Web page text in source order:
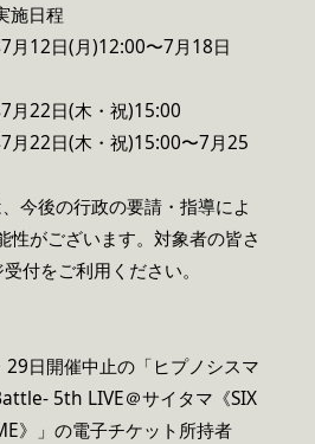
施日程
月12日(月)12:00〜7月18日
月22日(木・祝)15:00
月22日(木・祝)15:00〜7月25
今後の行政の要請・指導によ
性がございます。対象者の皆さ
付をご利用ください。
日開催中止の「ヒプノシスマ
5th LIVE＠サイタマ《SIX
》」の電子チケット所持者